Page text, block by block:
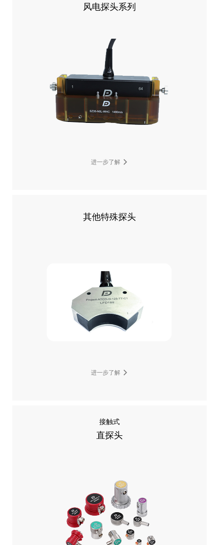
风电探头系列
进一步了解
其他特殊探头
进一步了解
接触式
直探头